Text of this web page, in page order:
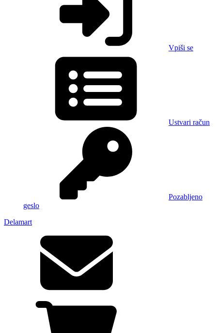
Vpiši se
Ustvari račun
Pozabljeno
geslo
Delamart